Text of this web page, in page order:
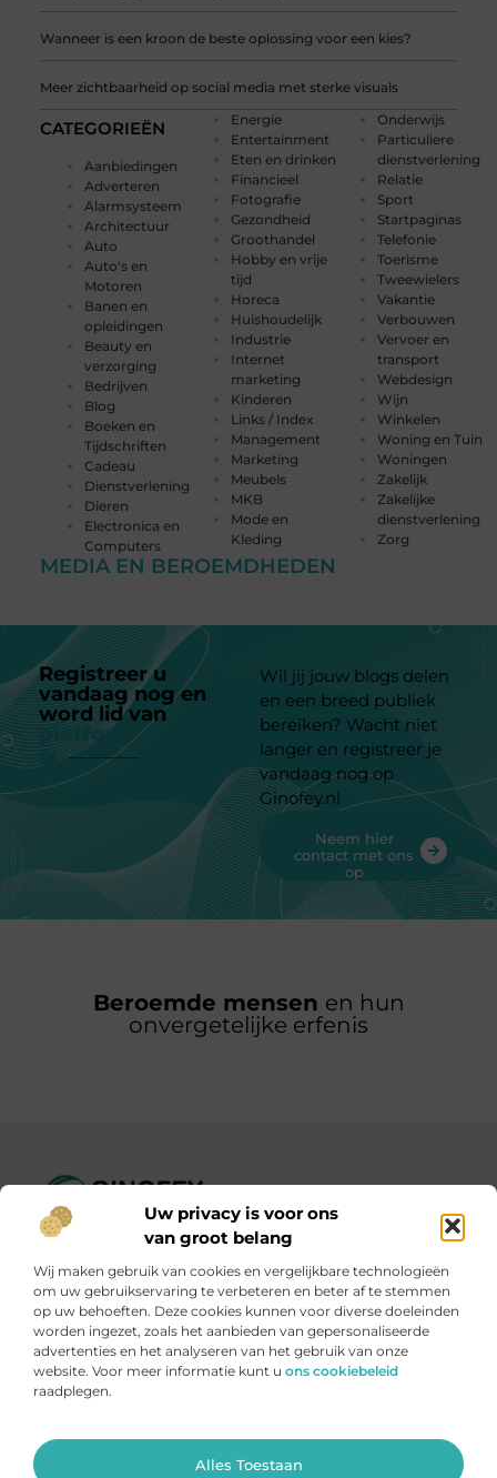
Uw privacy is voor ons
van groot belang
Wij maken gebruik van cookies en vergelijkbare technologieën
om uw gebruikservaring te verbeteren en beter af te stemmen
op uw behoeften. Deze cookies kunnen voor diverse doeleinden
worden ingezet, zoals het aanbieden van gepersonaliseerde
advertenties en het analyseren van het gebruik van onze
website. Voor meer informatie kunt u ons cookiebeleid
raadplegen.
Alles Toestaan Ga Naar
Wanneer is een kroon de beste oplossing voor een kies?
Meer zichtbaarheid op social media met sterke visuals
CATEGORIEËN
Aanbiedingen
Adverteren
Alarmsysteem
Architectuur
Auto
Auto's en
Motoren
Banen en
opleidingen
Beauty en
verzorging
Bedrijven
Blog
Boeken en
Tijdschriften
Cadeau
Dienstverlening
Dieren
Electronica en
Computers
Energie
Entertainment
Eten en drinken
Financieel
Fotografie
Gezondheid
Groothandel
Hobby en vrije
tijd
Horeca
Huishoudelijk
Industrie
Internet
marketing
Kinderen
Links / Index
Management
Marketing
Meubels
MKB
Mode en
Kleding
Onderwijs
Particuliere
dienstverlening
Relatie
Sport
Startpaginas
Telefonie
Toerisme
Tweewielers
Vakantie
Verbouwen
Vervoer en
transport
Webdesign
Wijn
Winkelen
Woning en Tuin
Woningen
Zakelijk
Zakelijke
dienstverlening
Zorg
MEDIA EN BEROEMDHEDEN
Registreer u
vandaag nog en
word lid van
platform
Wil jij jouw blogs delen
en een breed publiek
bereiken? Wacht niet
langer en registreer je
vandaag nog op
Ginofey.nl
Neem hier
contact met ons
op
Beroemde mensen en hun
onvergetelijke erfenis
Ginofey.nl – Van alledaags tot bijzonder, altijd iets te lezen!
Wij verzamelen blogs en artikelen over een grote
verscheidenheid aan onderwerpen, die alles uit het dagelijks
leven bestrijken.
Onze informatie